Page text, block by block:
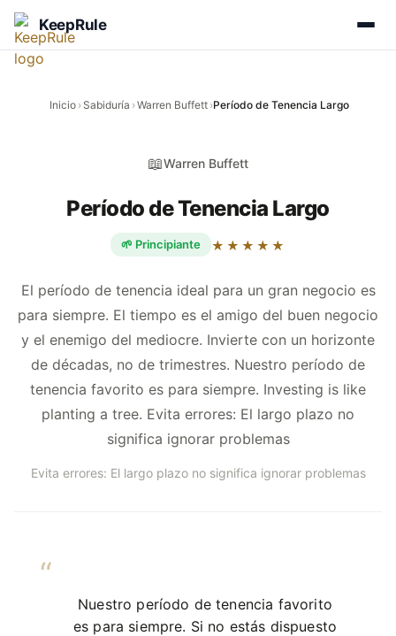
KeepRule
Inicio › Sabiduría ›Warren Buffett ›Período de Tenencia Largo
📖Warren Buffett
Período de Tenencia Largo
🌱 Principiante ★★★★★
El período de tenencia ideal para un gran negocio es
para siempre. El tiempo es el amigo del buen negocio
y el enemigo del mediocre. Invierte con un horizonte
de décadas, no de trimestres. Nuestro período de
tenencia favorito es para siempre. Investing is like
planting a tree. Evita errores: El largo plazo no
significa ignorar problemas
Evita errores: El largo plazo no significa ignorar problemas
Nuestro período de tenencia favorito
es para siempre. Si no estás dispuesto